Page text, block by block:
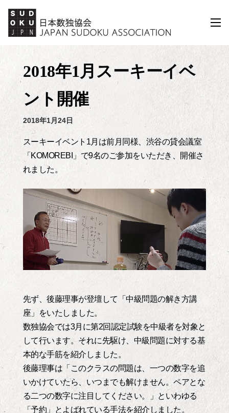
メ
2018年1月スーキーイベ
ント開催
2018年1月24日
スーキーイベント1月は前月同様、渋谷の貸会議室
「KOMOREBI」で9名のご参加をいただき、開催さ
れました。
先ず、後藤理事が登壇して「中級問題の解き方講
座」をいたしました。
数独協会では3月に第2回認定試験を中級者を対象と
して行います。それに先駆け、中級問題に対する基
本的な手筋を紹介しました。
後藤理事は「このクラスの問題は、一つの数字を追
いかけていたら、いつまでも解けません。ペアとな
る二つの数字に注目してください。」といわゆる
「予約」とよばれている手法を紹介しました。